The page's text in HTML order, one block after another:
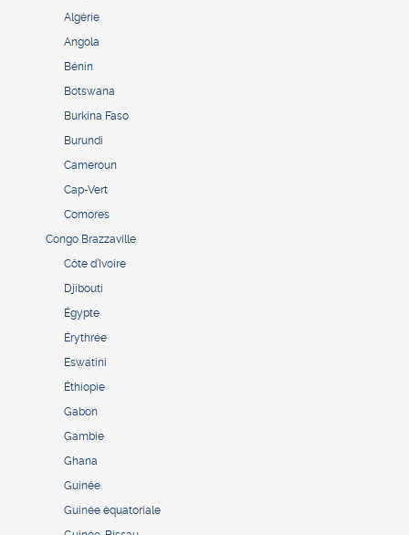
Algérie
Angola
Bénin
Botswana
Burkina Faso
Burundi
Cameroun
Cap-Vert
Comores
Congo Brazzaville
Côte d’Ivoire
Djibouti
Égypte
Érythrée
Eswatini
Éthiopie
Gabon
Gambie
Ghana
Guinée
Guinée équatoriale